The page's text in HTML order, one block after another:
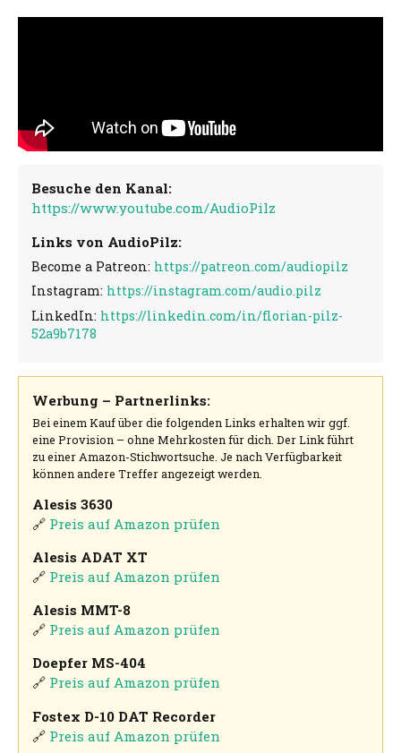
Besuche den Kanal:
https://www.youtube.com/AudioPilz
Links von AudioPilz:
Become a Patreon: https://patreon.com/audiopilz
Instagram: https://instagram.com/audio.pilz
LinkedIn: https://linkedin.com/in/florian-pilz-
52a9b7178
Werbung – Partnerlinks:
Bei einem Kauf über die folgenden Links erhalten wir ggf.
eine Provision – ohne Mehrkosten für dich. Der Link führt
zu einer Amazon-Stichwortsuche. Je nach Verfügbarkeit
können andere Treffer angezeigt werden.
Alesis 3630
🔗 Preis auf Amazon prüfen
Alesis ADAT XT
🔗 Preis auf Amazon prüfen
Alesis MMT-8
🔗 Preis auf Amazon prüfen
Doepfer MS-404
🔗 Preis auf Amazon prüfen
Fostex D-10 DAT Recorder
🔗 Preis auf Amazon prüfen